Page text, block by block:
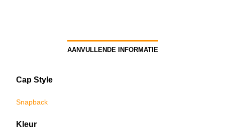
AANVULLENDE INFORMATIE
Cap Style
Snapback
Kleur